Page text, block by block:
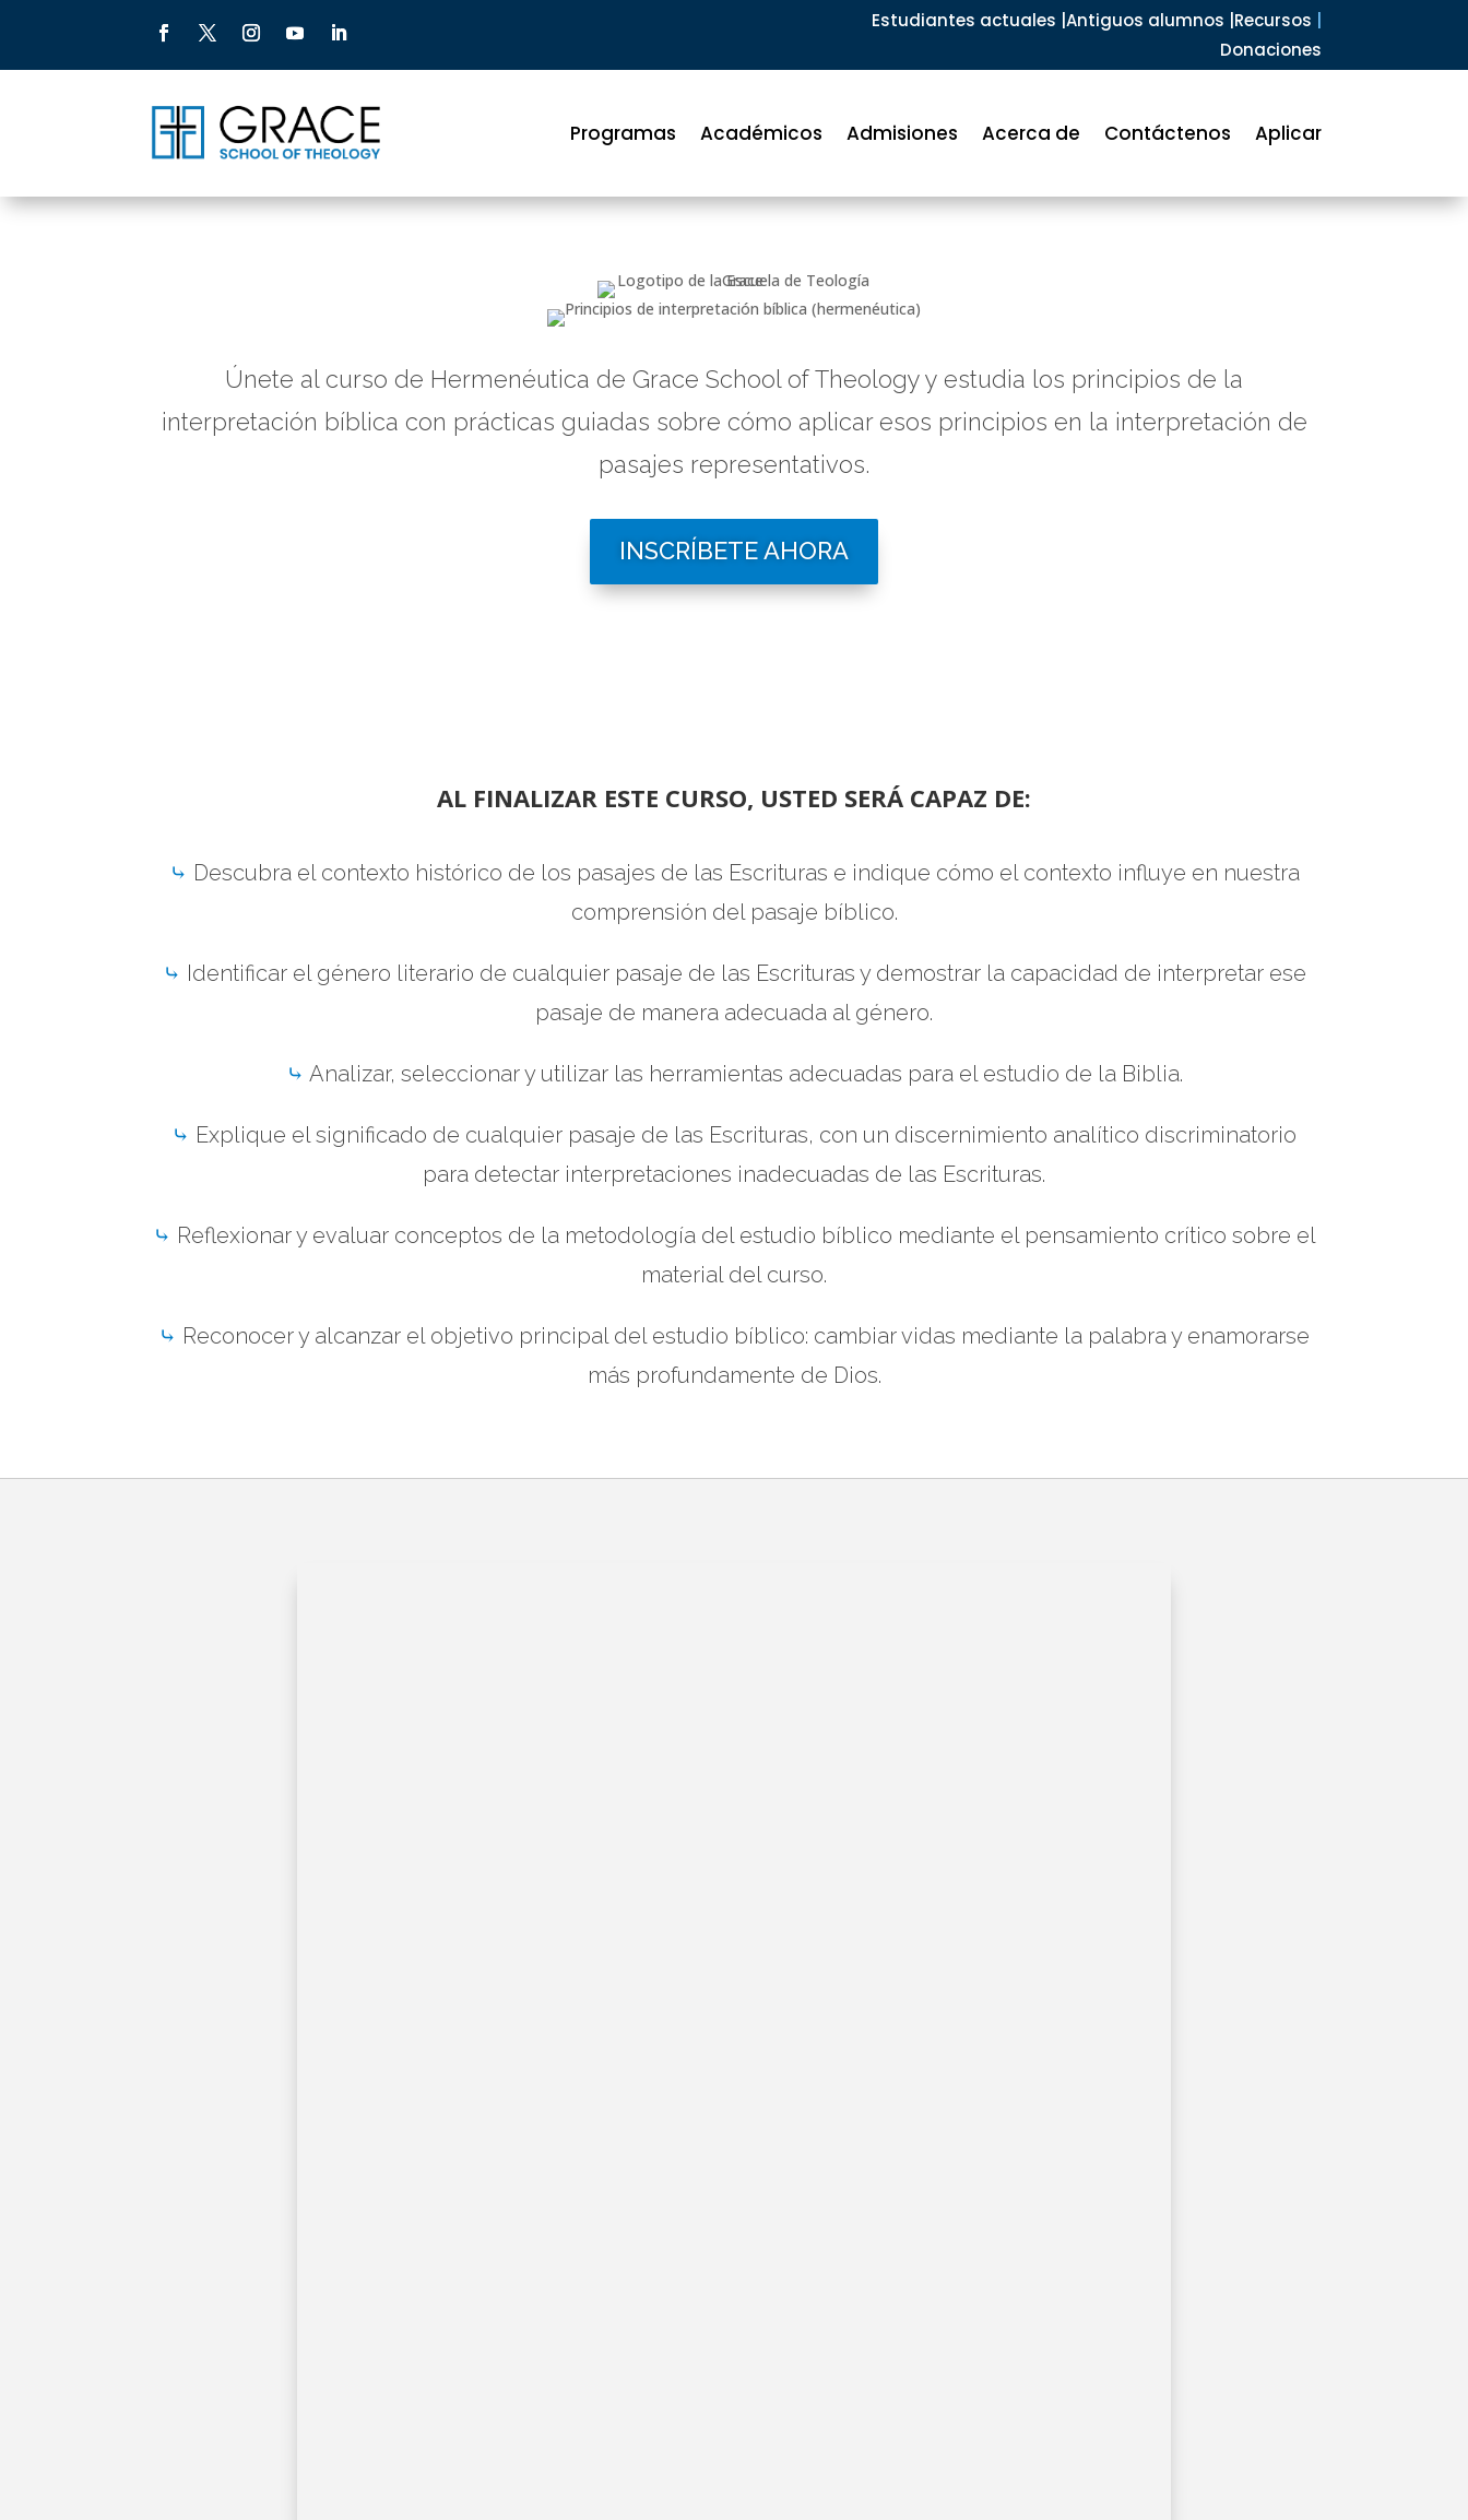
Estudiantes actuales | Antiguos alumnos | Recursos
Donaciones
Programas Académicos Admisiones Acerca de Contáctenos Aplicar
Únete al curso de Hermenéutica de Grace School of Theology y estudia los principios de la
interpretación bíblica con prácticas guiadas sobre cómo aplicar esos principios en la interpretación de
pasajes representativos.
INSCRÍBETE AHORA
AL FINALIZAR ESTE CURSO, USTED SERÁ CAPAZ DE:
⤷ Descubra el contexto histórico de los pasajes de las Escrituras e indique cómo el contexto influye en nuestra
comprensión del pasaje bíblico.
⤷ Identificar el género literario de cualquier pasaje de las Escrituras y demostrar la capacidad de interpretar ese
pasaje de manera adecuada al género.
⤷ Analizar, seleccionar y utilizar las herramientas adecuadas para el estudio de la Biblia.
⤷ Explique el significado de cualquier pasaje de las Escrituras, con un discernimiento analítico discriminatorio
para detectar interpretaciones inadecuadas de las Escrituras.
⤷ Reflexionar y evaluar conceptos de la metodología del estudio bíblico mediante el pensamiento crítico sobre el
material del curso.
⤷ Reconocer y alcanzar el objetivo principal del estudio bíblico: cambiar vidas mediante la palabra y enamorarse
más profundamente de Dios.